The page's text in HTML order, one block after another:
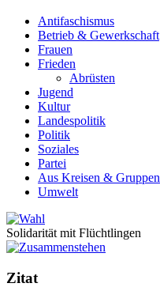
Antifaschismus
Betrieb & Gewerkschaft
Frauen
Frieden
Abrüsten
Jugend
Kultur
Landespolitik
Politik
Soziales
Partei
Aus Kreisen & Gruppen
Umwelt
Solidarität mit Flüchtlingen
Zitat